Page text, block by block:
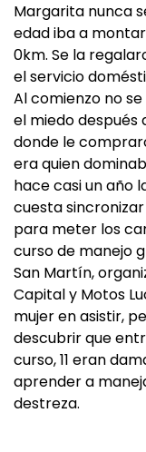
Margarita nunca
edad iba a
0km. Se la
el servicio
Al comienzo no
el miedo después
donde le
era quien
hace casi un año
cuesta
para meter los
curso de manejo
San Martín,
Capital y Motos
mujer en asistir,
descubrir que
curso, 11 eran
aprender a
destreza.